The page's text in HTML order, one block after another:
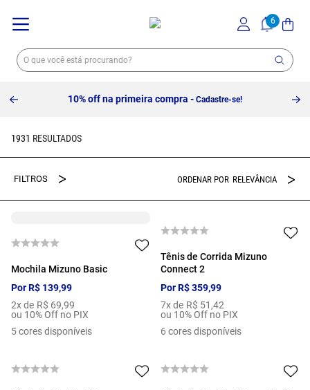
10% off na primeira compra - Cadastre-se!
1931
RELEVÂNCIA
Mochila Mizuno Basic
PorR$ 139,99
2x de R$ 69,99
ou 10% Off no PIX
5cores disponíveis
Tênis de Corrida Mizuno
Connect 2
PorR$ 359,99
7x de R$ 51 ,42
ou 10% Off no PIX
6 cores disponíveis